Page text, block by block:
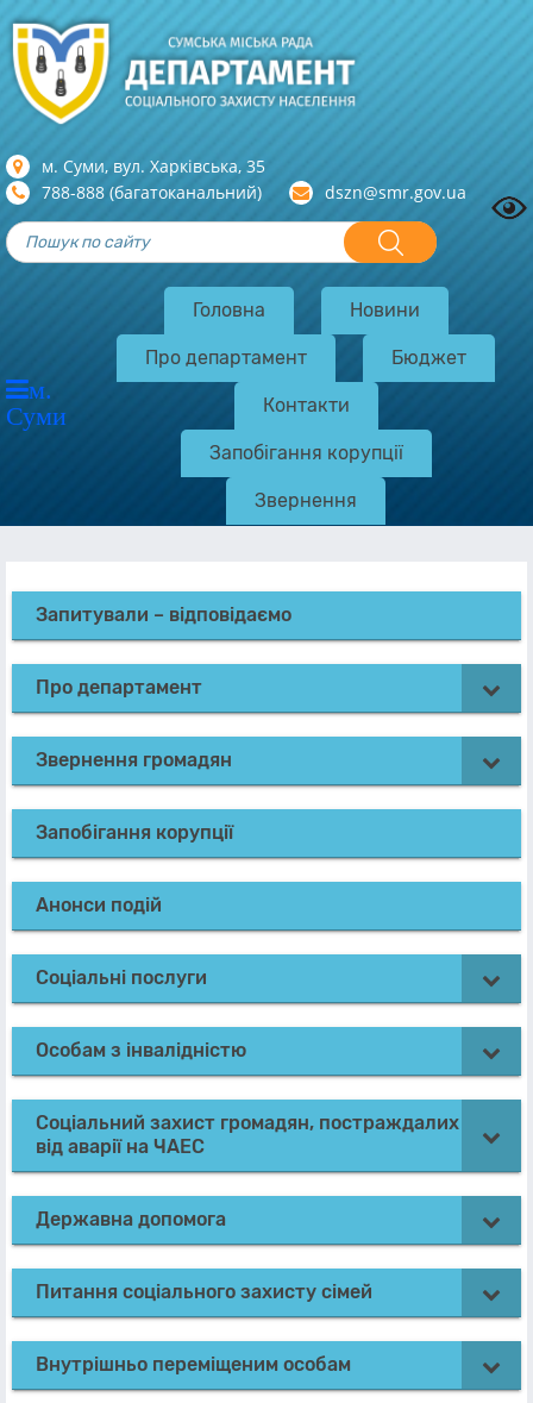
м. Суми, вул. Харкiвська, 35
788-888 (багатоканальний)
dszn@smr.gov.ua
м.
Суми
Головна Новини
Про департамент Бюджет
Контакти
Запобігання корупції
Звернення
Запитували – відповідаємо
Про департамент
Звернення громадян
Запобігання корупції
Анонси подій
Соціальні послуги
Особам з інвалідністю
Соціальний захист громадян, постраждалих
від аварії на ЧАЕС
Державна допомога
Питання соціального захисту сімей
Внутрішньо переміщеним особам